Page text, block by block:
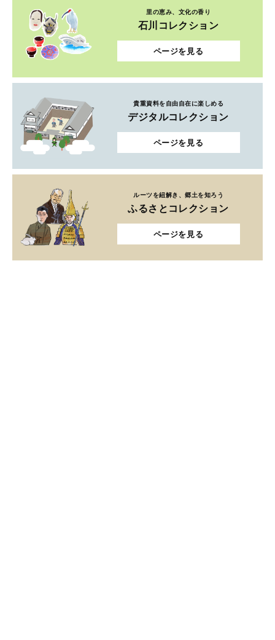
里の恵み、文化の香り
石川コレクション
ページを見る
貴重資料を自由自在に楽しめる
デジタルコレクション
ページを見る
ルーツを紐解き、郷土を知ろう
ふるさとコレクション
ページを見る